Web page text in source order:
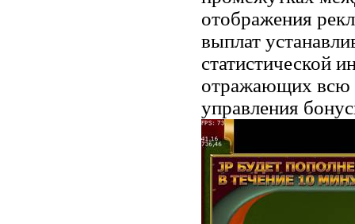
отображения
выплат
статистической
отражающих всю
управления